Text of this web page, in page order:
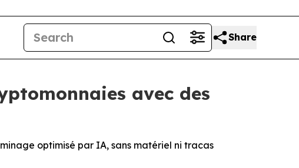
Share
avec des
optimisé par IA, sans matériel ni tracas